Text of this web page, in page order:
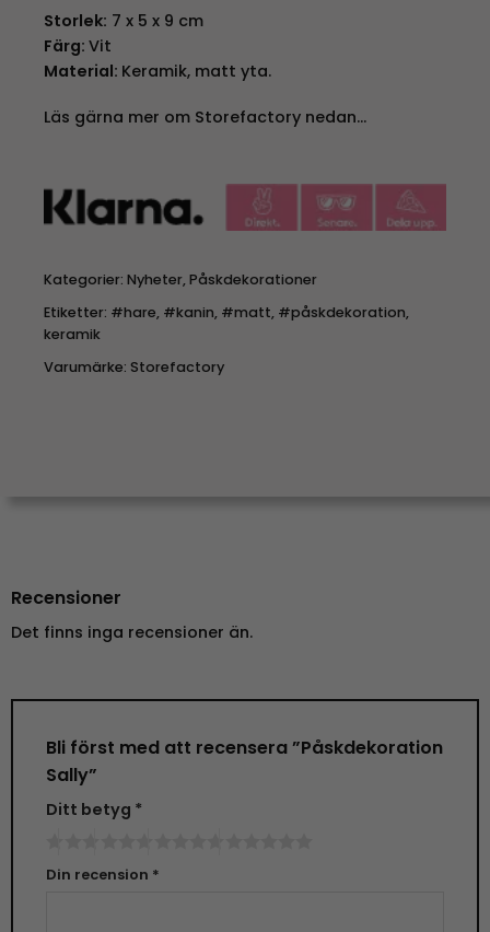
Storlek: 7 x 5 x 9 cm
Färg: Vit
Material: Keramik, matt yta.
Läs gärna mer om Storefactory nedan…
Kategorier: Nyheter,Påskdekorationer
Etiketter: #hare, #kanin, #matt, #påskdekoration,
keramik
Varumärke: Storefactory
Recensioner
Det finns inga recensioner än.
Bli först med att recensera ”Påskdekoration
Sally”
Ditt betyg *
Din recension *